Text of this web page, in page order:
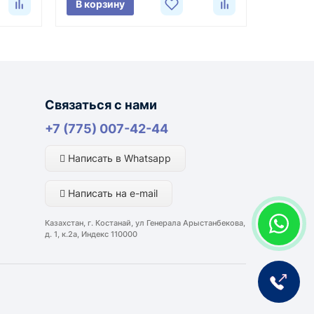
о состоянии товара на момент
компании и условий маршрута.
направлениям возможна более быстрая
В корзину
Связаться с нами
+7 (775) 007-42-44
Написать в Whatsapp
Написать на e-mail
Казахстан, г. Костанай, ул Генерала Арыстанбекова,
д. 1, к.2а, Индекс 110000